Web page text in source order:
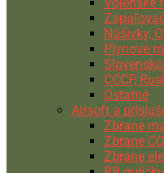
Nášivky,
Plynové
CCCP,
Ostatné
Airsoft a
Zbrane
Zbrane
Zbrane